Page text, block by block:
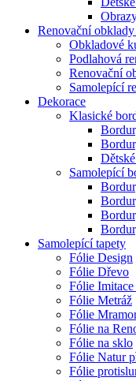
Renovační obklady
Obkladové
Podlahová
Renovační
Samolepící
Dekorace
Klasické
Samolepící
Samolepící tapety
Fólie Design
Fólie Dřevo
Fólie
Fólie Metráž
Fólie
Fólie na
Fólie na sklo
Fólie Natur
Fólie